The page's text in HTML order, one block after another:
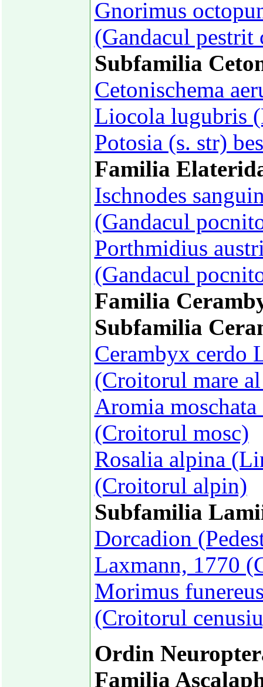
Gnorimus
(Gandacul pestrit
Subfamilia
Cetonischema
Liocola lugubris
Potosia (s. str)
Familia
Ischnodes
(Gandacul
Porthmidius
(Gandacul
Familia
Subfamilia
Cerambyx cerdo
(Croitorul mare
Aromia
(Croitorul mosc)
Rosalia alpina
(Croitorul alpin)
Subfamilia
Dorcadion
Laxmann, 1770
Morimus
(Croitorul
Ordin
Familia